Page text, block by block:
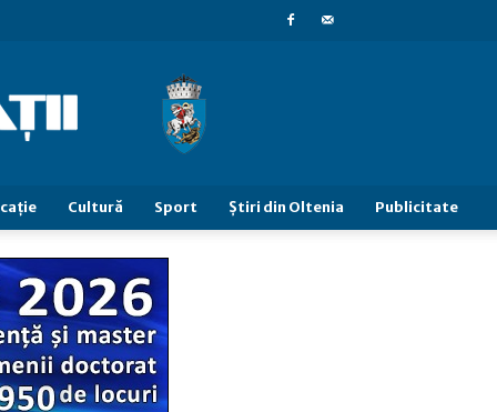
Cultură Sport Știri din Oltenia Publicitate